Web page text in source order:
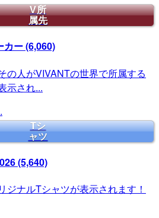
V所
属先
カー(6,060)
の人がVIVANTの世界で所属する
示され...
Tシ
ャツ
(5,640)
ジナルTシャツが表示されます！